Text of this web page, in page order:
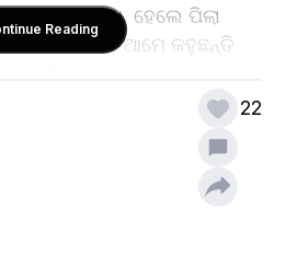
ଖରାପ  ହେଲେ ପିଲା
mobile ଦାୟୀ, ଆମେ କହୁଛନ୍ତି
ଆବଶ୍ୟକତା ରହିଚି , ସ୍କୁଲ clg
ଶିକ୍ଷିତ ହେଇପାରିବ କିନ୍ତୁ
ପରିବାର ହିଁ ମିଳିବ ! ମୋ
Reading
22